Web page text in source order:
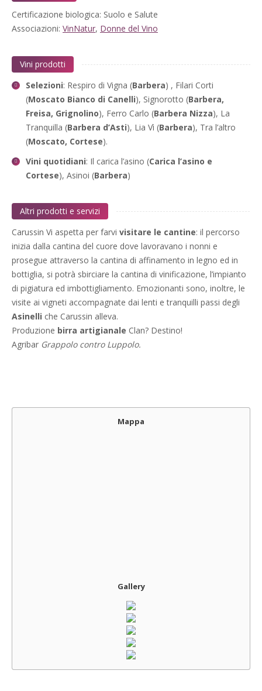
Certificazione biologica: Suolo e Salute
Associazioni: VinNatur, Donne del Vino
Vini prodotti
Selezioni: Respiro di Vigna (Barbera) , Filari Corti
(Moscato Bianco di Canelli), Signorotto (Barbera,
Freisa, Grignolino), Ferro Carlo (Barbera Nizza), La
Tranquilla (Barbera d’Asti), Lia Vì (Barbera), Tra l’altro
(Moscato, Cortese).
Vini quotidiani: Il carica l’asino (Carica l’asino e
Cortese), Asinoi (Barbera)
Altri prodotti e servizi
Carussin Vi aspetta per farvi visitare le cantine: il percorso
inizia dalla cantina del cuore dove lavoravano i nonni e
prosegue attraverso la cantina di affinamento in legno ed in
bottiglia, si potrà sbirciare la cantina di vinificazione, l’impianto
di pigiatura ed imbottigliamento. Emozionanti sono, inoltre, le
visite ai vigneti accompagnate dai lenti e tranquilli passi degli
Asinelli che Carussin alleva.
Produzione birra artigianale Clan? Destino!
Agribar Grappolo contro Luppolo.
Mappa
Gallery